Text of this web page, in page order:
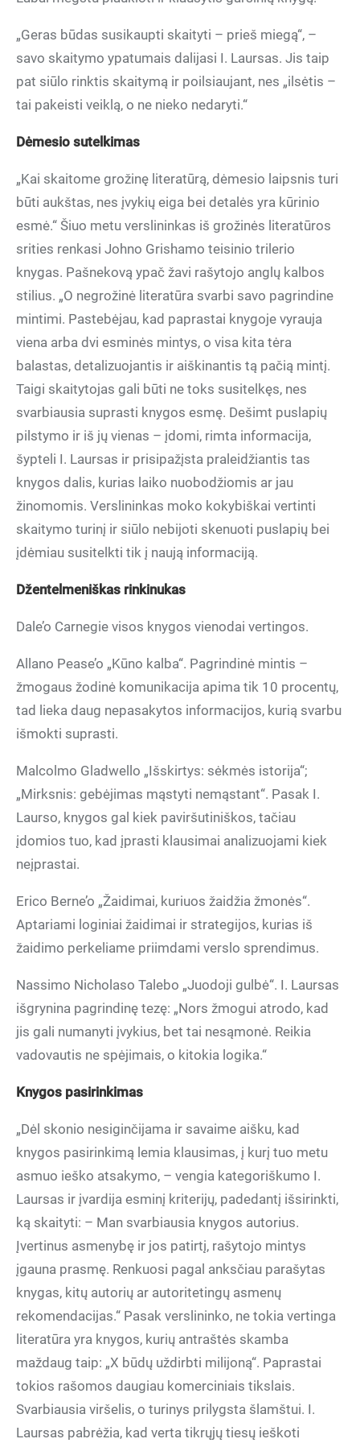
„Geras būdas susikaupti skaityti – prieš miegą“, –
savo skaitymo ypatumais dalijasi I. Laursas. Jis taip
pat siūlo rinktis skaitymą ir poilsiaujant, nes „ilsėtis –
tai pakeisti veiklą, o ne nieko nedaryti.“
Dėmesio sutelkimas
„Kai skaitome grožinę literatūrą, dėmesio laipsnis turi
būti aukštas, nes įvykių eiga bei detalės yra kūrinio
esmė.“ Šiuo metu verslininkas iš grožinės literatūros
srities renkasi Johno Grishamo teisinio trilerio
knygas. Pašnekovą ypač žavi rašytojo anglų kalbos
stilius. „O negrožinė literatūra svarbi savo pagrindine
mintimi. Pastebėjau, kad paprastai knygoje vyrauja
viena arba dvi esminės mintys, o visa kita tėra
balastas, detalizuojantis ir aiškinantis tą pačią mintį.
Taigi skaitytojas gali būti ne toks susitelkęs, nes
svarbiausia suprasti knygos esmę. Dešimt puslapių
pilstymo ir iš jų vienas – įdomi, rimta informacija,
šypteli I. Laursas ir prisipažįsta praleidžiantis tas
knygos dalis, kurias laiko nuobodžiomis ar jau
žinomomis. Verslininkas moko kokybiškai vertinti
skaitymo turinį ir siūlo nebijoti skenuoti puslapių bei
įdėmiau susitelkti tik į naują informaciją.
Džentelmeniškas rinkinukas
Dale’o Carnegie visos knygos vienodai vertingos.
Allano Pease’o „Kūno kalba“. Pagrindinė mintis –
žmogaus žodinė komunikacija apima tik 10 procentų,
tad lieka daug nepasakytos informacijos, kurią svarbu
išmokti suprasti.
Malcolmo Gladwello „Išskirtys: sėkmės istorija“;
„Mirksnis: gebėjimas mąstyti nemąstant“. Pasak I.
Laurso, knygos gal kiek paviršutiniškos, tačiau
įdomios tuo, kad įprasti klausimai analizuojami kiek
neįprastai.
Erico Berne’o „Žaidimai, kuriuos žaidžia žmonės“.
Aptariami loginiai žaidimai ir strategijos, kurias iš
žaidimo perkeliame priimdami verslo sprendimus.
Nassimo Nicholaso Talebo „Juodoji gulbė“. I. Laursas
išgrynina pagrindinę tezę: „Nors žmogui atrodo, kad
jis gali numanyti įvykius, bet tai nesąmonė. Reikia
vadovautis ne spėjimais, o kitokia logika.“
Knygos pasirinkimas
„Dėl skonio nesiginčijama ir savaime aišku, kad
knygos pasirinkimą lemia klausimas, į kurį tuo metu
asmuo ieško atsakymo, – vengia kategoriškumo I.
Laursas ir įvardija esminį kriterijų, padedantį išsirinkti,
ką skaityti: – Man svarbiausia knygos autorius.
Įvertinus asmenybę ir jos patirtį, rašytojo mintys
įgauna prasmę. Renkuosi pagal anksčiau parašytas
knygas, kitų autorių ar autoritetingų asmenų
rekomendacijas.“ Pasak verslininko, ne tokia vertinga
literatūra yra knygos, kurių antraštės skamba
maždaug taip: „X būdų uždirbti milijoną“. Paprastai
tokios rašomos daugiau komerciniais tikslais.
Svarbiausia viršelis, o turinys prilygsta šlamštui. I.
Laursas pabrėžia, kad verta tikrųjų tiesų ieškoti